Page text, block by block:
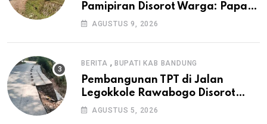
Pamipiran Disorot Warga: Papan
Informasi Tak Cantumkan PPK,
AGUSTUS 9, 2026
BERITA , BUPATI KAB BANDUNG
Pembangunan TPT di Jalan
Legokkole Rawabogo Disorot
Warga, Selesai Tanpa Papan
AGUSTUS 5, 2026